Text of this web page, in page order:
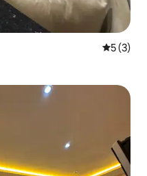
平均评分
5 (3)